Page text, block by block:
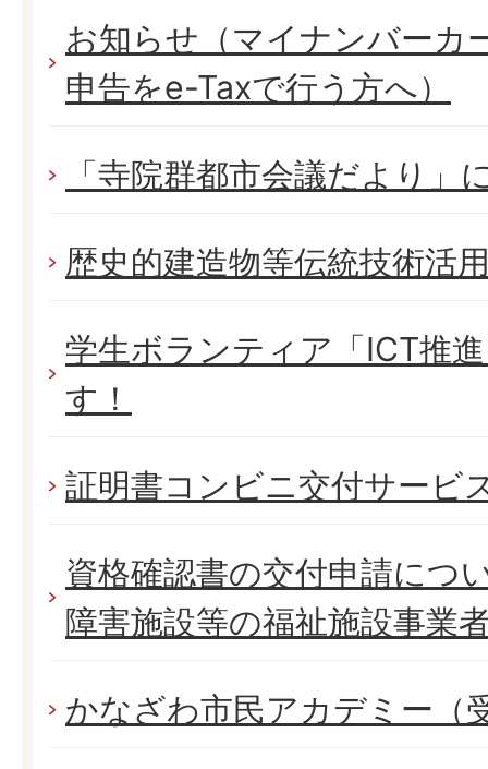
お知らせ（マイナンバーカ
申告をe-Taxで行う方へ）
「寺院群都市会議だより」
歴史的建造物等伝統技術活
学生ボランティア「ICT推
す！
証明書コンビニ交付サービ
資格確認書の交付申請につ
障害施設等の福祉施設事業
かなざわ市民アカデミー（